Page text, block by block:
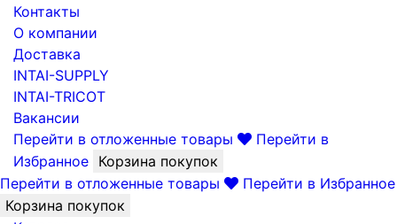
Контакты
О компании
Доставка
INTAI-SUPPLY
INTAI-TRICOT
Вакансии
Перейти в отложенные товары
Перейти в
Избранное Корзина покупок
Перейти в отложенные товары
Перейти в Избранное
Корзина покупок